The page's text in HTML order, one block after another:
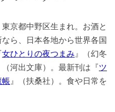
京都中野区生まれ。お酒と
ら、日本各地から世界各国
女ひとりの夜つまみ 』（幻冬
（河出文庫）。最新刊は『ツ
』（扶桑社）。食や日常を